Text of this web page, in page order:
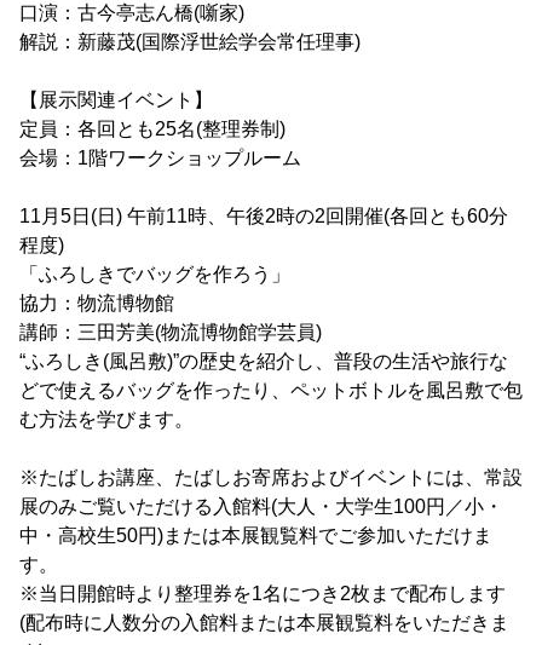
口演：古今亭志ん橋(噺家)
解説：新藤茂(国際浮世絵学会常任理事)
【展示関連イベント】
定員：各回とも25名(整理券制)
会場：1階ワークショップルーム
11月5日(日) 午前11時、午後2時の2回開催(各回とも60分
程度)
「ふろしきでバッグを作ろう」
協力：物流博物館
講師：三田芳美(物流博物館学芸員)
“ふろしき(風呂敷)”の歴史を紹介し、普段の生活や旅行な
どで使えるバッグを作ったり、ペットボトルを風呂敷で包
む方法を学びます。
※たばしお講座、たばしお寄席およびイベントには、常設
展のみご覧いただける入館料(大人・大学生100円／小・
中・高校生50円)または本展観覧料でご参加いただけま
す。
※当日開館時より整理券を1名につき2枚まで配布します
(配布時に人数分の入館料または本展観覧料をいただきま